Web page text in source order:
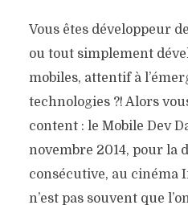
Vous êtes développeur
ou tout simplement
mobiles, attentif à
technologies ?! Alors
content : le Mobile Dev
novembre 2014, pour la
consécutive, au cinéma
n’est pas souvent que